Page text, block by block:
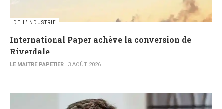
DE L’INDUSTRIE
International Paper achève la conversion de
Riverdale
LE MAITRE PAPETIER 3 AOÛT 2026